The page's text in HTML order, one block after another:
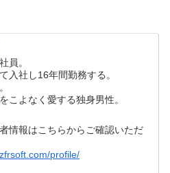
員。
入社し16年間勤務する。
こよなく愛する独身男性。
情報はこちらからご確認いただ
profile/